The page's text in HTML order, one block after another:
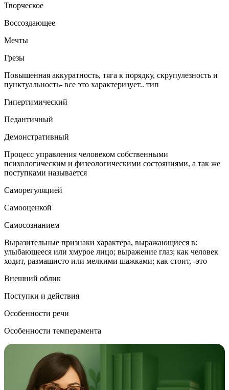
Творческое
Воссоздающее
Мечты
Грезы
Повышенная аккуратность, тяга к порядку, скрупулезность и
пунктуальность- все это характеризует.. тип
Гипертимический
Педантичный
Демонстративный
Процесс управления человеком собственными
психологическим и физеологическими состояниями, а так же
поступками называется
Саморегуляцией
Самооценкой
Самосознанием
Выразительные признаки характера, выражающиеся в:
улыбающееся или хмурое лицо; выражение глаз; как человек
ходит, размашисто или мелкими шажками; как стоит, -это
Внешний облик
Поступки и действия
Особенности речи
Особенности темперамента